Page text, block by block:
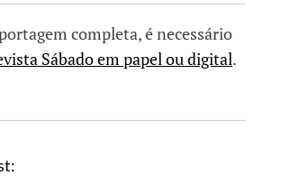
completa, é necessário
Sábado em papel ou digital.